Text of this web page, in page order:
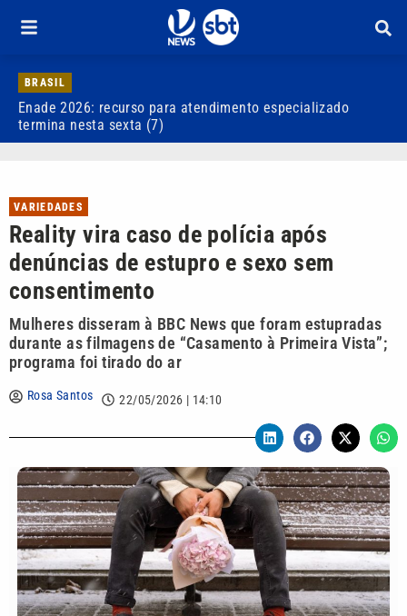
BRASIL
Enade 2026: recurso para atendimento especializado
termina nesta sexta (7)
VARIEDADES
Reality vira caso de polícia após
denúncias de estupro e sexo sem
consentimento
Mulheres disseram à BBC News que foram estupradas
durante as filmagens de “Casamento à Primeira Vista”;
programa foi tirado do ar
Rosa Santos 22/05/2026 | 14:10